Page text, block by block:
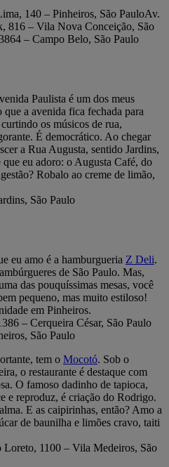
140 – Pinheiros, São PauloAv.
816 – Vila Nova Conceição, São
– Campo Belo, São Paulo
Paulista é um dos meus
a avenida fica fechada para
os músicos de rua,
É democrático. Ao chegar
a Rua Augusta, sentido Jardins,
eu adoro: o Augusta Café, do
Robalo ao creme de limão,
São Paulo
eu amo é a hamburgueria Z Deli.
de São Paulo. Mas,
das pouquíssimas mesas, você
pequeno, mas muito estiloso!
em Pinheiros.
– Cerqueira César, São Paulo
São Paulo
tem o Mocotó. Sob o
o restaurante é destaque com
O famoso dadinho de tapioca,
e reproduz, é criação do Rodrigo.
E as caipirinhas, então? Amo a
de baunilha e limões cravo, taiti
Loreto, 1100 – Vila Medeiros, São